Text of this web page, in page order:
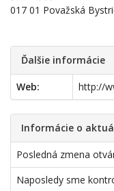
017 01 Považská
Ďalšie informácie
Web: http://
Informácie o
Posledná zmena
Naposledy sme